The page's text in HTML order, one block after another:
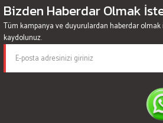
Bizden Haberdar Olmak
Tüm kampanya ve duyurulardan haberdar
kaydolunuz.